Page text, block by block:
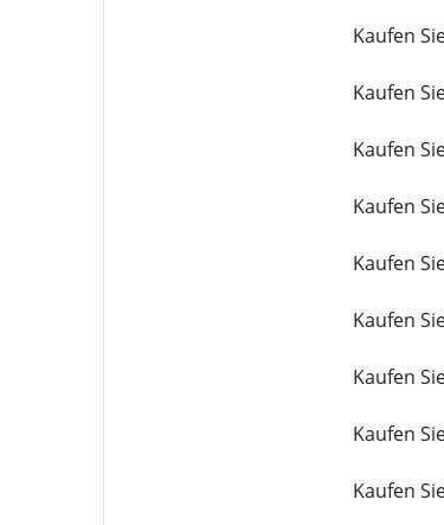
Kaufen
Kaufen
Kaufen
Kaufen
Kaufen
Kaufen
Kaufen
Kaufen
Kaufen